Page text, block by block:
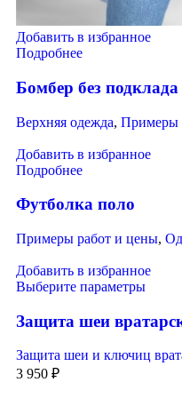
Добавить в избранное
Подробнее
Бомбер без подклада
Верхняя одежда, Примеры
Добавить в избранное
Подробнее
Футболка поло
Примеры работ и цены,
Добавить в избранное
Выберите параметры
Защита шеи
Защита шеи и ключиц
3 950 ₽